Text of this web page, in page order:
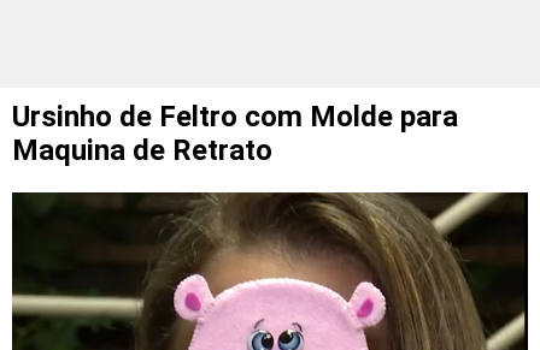
Ursinho de Feltro com Molde para
Maquina de Retrato